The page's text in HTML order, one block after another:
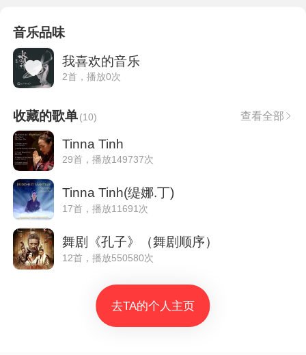
音乐品味
我喜欢的音乐
2首，播放0次
收藏的歌单(10) 查看全部
Tinna Tinh
29首，播放149737次
Tinna Tinh(缇娜.丁)
17首，播放11691次
舞剧《孔子》（舞剧顺序）
12首，播放550580次
去TA的个人主页